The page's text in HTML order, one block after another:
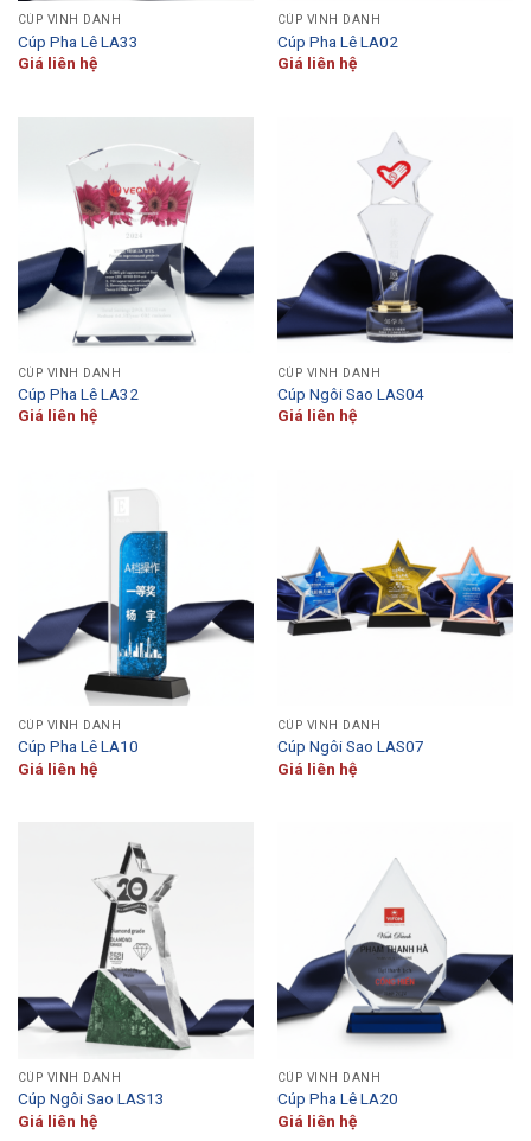
CÚP VINH DANH
Cúp Pha Lê LA33
Giá liên hệ
CÚP VINH DANH
Cúp Pha Lê LA02
Giá liên hệ
CÚP VINH DANH
Cúp Pha Lê LA32
Giá liên hệ
CÚP VINH DANH
Cúp Ngôi Sao LAS04
Giá liên hệ
CÚP VINH DANH
Cúp Pha Lê LA10
Giá liên hệ
CÚP VINH DANH
Cúp Ngôi Sao LAS07
Giá liên hệ
CÚP VINH DANH
Cúp Ngôi Sao LAS13
Giá liên hệ
CÚP VINH DANH
Cúp Pha Lê LA20
Giá liên hệ